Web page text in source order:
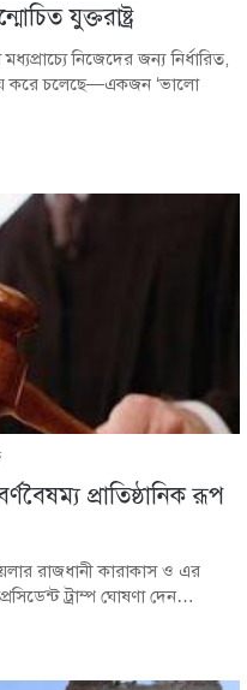
যুক্তরাষ্ট্র
নিজেদের জন্য নির্ধারিত,
করে চলেছে—একজন ‘ভালো
প্রাতিষ্ঠানিক রূপ
রাজধানী কারাকাস ও এর
ট্রাম্প ঘোষণা দেন…